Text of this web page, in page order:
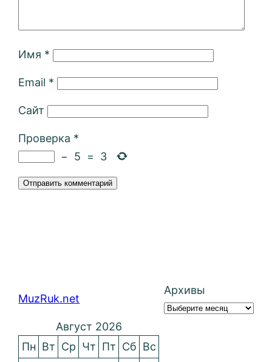
Имя *
Email *
Сайт
Проверка *
−
5 = 3
MuzRuk.net
Архивы
Август 2026
Пн Вт Ср Чт Пт Сб Вс